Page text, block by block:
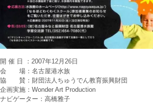
開催日
：2007年12月26日
会 場：名古屋港水族
協 賛：財団法人ちゅうでん教育振興財団
企画実施 ：Wonder Art Production
​ナビゲーター：高橋雅子